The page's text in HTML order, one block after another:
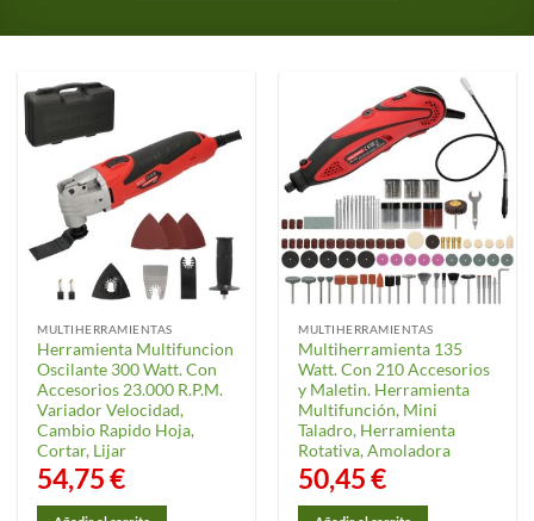
MULTIHERRAMIENTAS
Herramienta Multifuncion
Oscilante 300 Watt. Con
Accesorios 23.000 R.P.M.
Variador Velocidad,
Cambio Rapido Hoja,
Cortar, Lijar
54,75€
MULTIHERRAMIENTAS
Multiherramienta 135
Watt. Con 210 Accesorios
y Maletin. Herramienta
Multifunción, Mini
Taladro, Herramienta
Rotativa, Amoladora
50,45€